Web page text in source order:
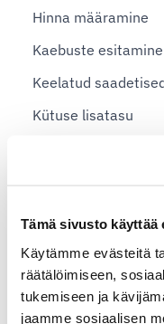
Tämä sivusto käyttää
Käytämme evästeitä
räätälöimiseen,
tukemiseen ja
jaamme sosiaalisen
Hinna määramine
Kaebuste esitamine
Keelatud
Kütuse lisatasu
Ohtlikud ained
Saadetise
Pakiautomaadid